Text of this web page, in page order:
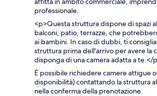
professionale.
<p>Questa struttura dispone di spazi
balconi, patio, terrazze, che
ai bambini. In caso di dubbi, ti
struttura prima dell'arrivo per avere la
disponga di una camera adatta a te.</
È possibile richiedere camere attigue
disponibilità) contattando la struttura
nella conferma della prenotazione.